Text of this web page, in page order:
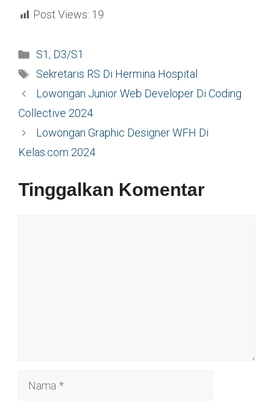
Post Views: 19
Kategori
S1 , D3/S1
Tag
Sekretaris RS Di Hermina Hospital
Lowongan Junior Web Developer Di Coding
Collective 2024
Lowongan Graphic Designer WFH Di
Kelas.com 2024
Tinggalkan Komentar